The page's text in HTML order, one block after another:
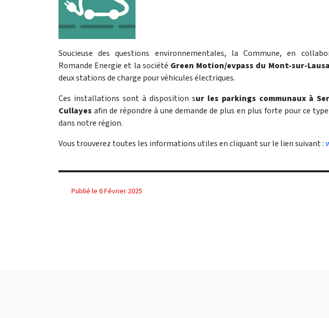
Soucieuse des questions environnementales, la Commune, en
Romande Energie et la société Green Motion/evpass du Mont-sur-
deux stations de charge pour véhicules électriques.
Ces installations sont à disposition sur les parkings communaux à
Cullayes afin de répondre à une demande de plus en plus forte pour ce
dans notre région.
Vous trouverez toutes les informations utiles en cliquant sur le lien suivant :
Publié le 6 Février 2025